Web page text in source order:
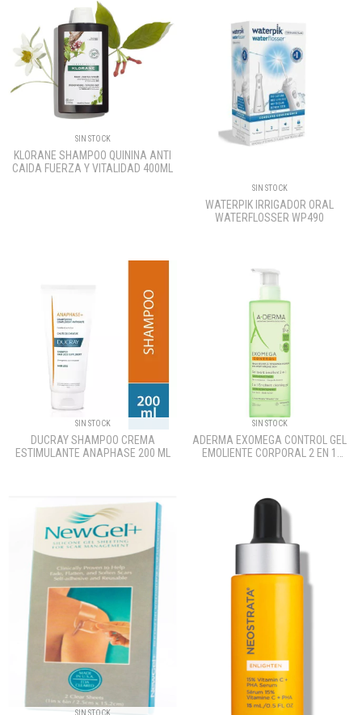
SIN STOCK
KLORANE SHAMPOO QUININA ANTI
CAIDA FUERZA Y VITALIDAD 400ML
SIN STOCK
WATERPIK IRRIGADOR ORAL
WATERFLOSSER WP490
SIN STOCK
DUCRAY SHAMPOO CREMA
ESTIMULANTE ANAPHASE 200 ML
SIN STOCK
ADERMA EXOMEGA CONTROL GEL
EMOLIENTE CORPORAL 2 EN 1
SIN STOCK